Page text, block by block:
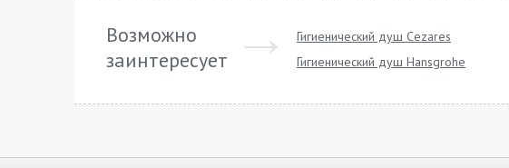
Возможно
заинтересует
Гигиенический душ Cezares
Гигиенический душ Hansgrohe